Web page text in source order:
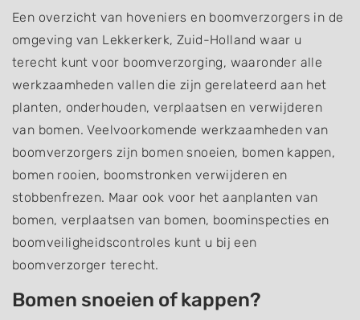
Een overzicht van hoveniers en boomverzorgers in de
omgeving van Lekkerkerk, Zuid-Holland waar u
terecht kunt voor boomverzorging, waaronder alle
werkzaamheden vallen die zijn gerelateerd aan het
planten, onderhouden, verplaatsen en verwijderen
van bomen. Veelvoorkomende werkzaamheden van
boomverzorgers zijn bomen snoeien, bomen kappen,
bomen rooien, boomstronken verwijderen en
stobbenfrezen. Maar ook voor het aanplanten van
bomen, verplaatsen van bomen, boominspecties en
boomveiligheidscontroles kunt u bij een
boomverzorger terecht.
Bomen snoeien of kappen?